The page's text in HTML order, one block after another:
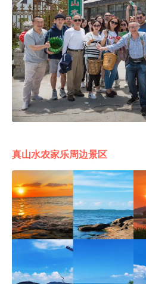
真山水农家乐周边景区